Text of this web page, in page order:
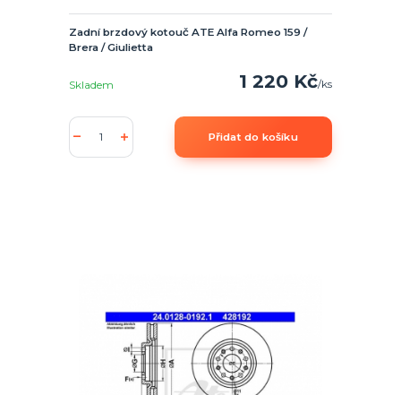
Zadní brzdový kotouč ATE Alfa Romeo 159 /
Brera / Giulietta
1 220 Kč/ks
Skladem
Přidat do košíku